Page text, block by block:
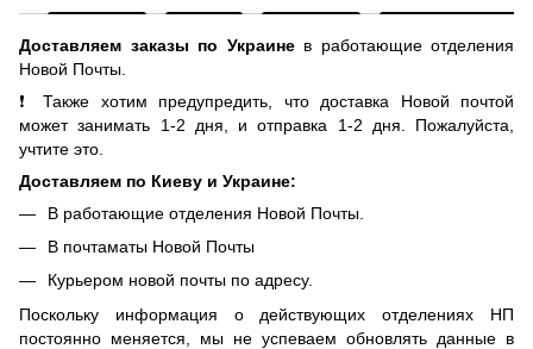
Доставляем заказы по Украине в работающие отделения
Новой Почты.
❗ Также хотим предупредить, что доставка Новой почтой
может занимать 1-2 дня, и отправка 1-2 дня. Пожалуйста,
учтите это.
Доставляем по Киеву и Украине:
В работающие отделения Новой Почты.
В почтаматы Новой Почты
Курьером новой почты по адресу.
Поскольку информация о действующих отделениях НП
постоянно меняется, мы не успеваем обновлять данные в